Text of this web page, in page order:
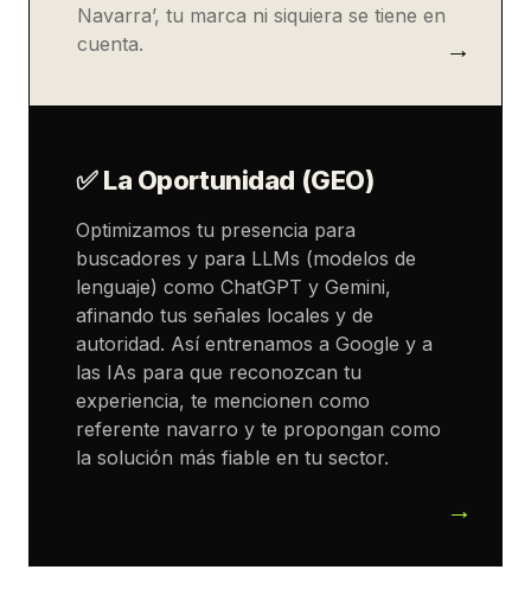
Navarra’, tu marca ni siquiera se tiene en
cuenta.
✅ La Oportunidad (GEO)
Optimizamos tu presencia para
buscadores y para LLMs (modelos de
lenguaje) como ChatGPT y Gemini,
afinando tus señales locales y de
autoridad. Así entrenamos a Google y a
las IAs para que reconozcan tu
experiencia, te mencionen como
referente navarro y te propongan como
la solución más fiable en tu sector.